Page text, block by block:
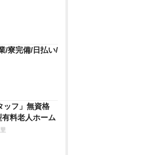
/寮完備/日払い/
ッフ」無資格
料老人ホーム